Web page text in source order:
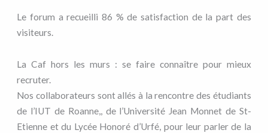
Le forum a recueilli 86 % de satisfaction de la part des
visiteurs.
La Caf hors les murs : se faire connaître pour mieux
recruter.
Nos collaborateurs sont allés à la rencontre des étudiants
de l’IUT de Roanne,, de l’Université Jean Monnet de St-
Etienne et du Lycée Honoré d’Urfé, pour leur parler de la